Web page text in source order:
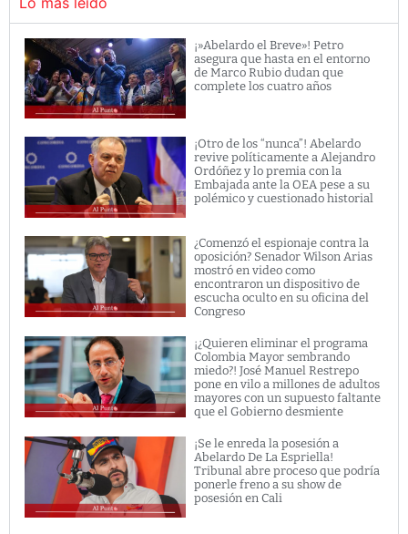
¡»Abelardo el Breve»! Petro
asegura que hasta en el entorno
de Marco Rubio dudan que
complete los cuatro años
¡Otro de los “nunca”! Abelardo
revive políticamente a Alejandro
Ordóñez y lo premia con la
Embajada ante la OEA pese a su
polémico y cuestionado historial
¿Comenzó el espionaje contra la
oposición? Senador Wilson Arias
mostró en video como
encontraron un dispositivo de
escucha oculto en su oficina del
Congreso
¡¿Quieren eliminar el programa
Colombia Mayor sembrando
miedo?! José Manuel Restrepo
pone en vilo a millones de adultos
mayores con un supuesto faltante
que el Gobierno desmiente
¡Se le enreda la posesión a
Abelardo De La Espriella!
Tribunal abre proceso que podría
ponerle freno a su show de
posesión en Cali